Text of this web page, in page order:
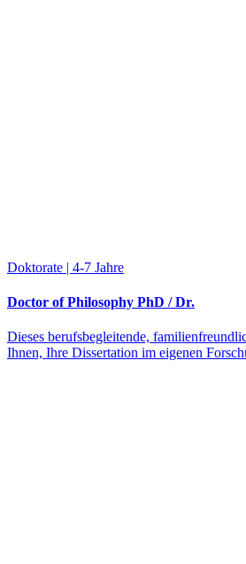
Doktorate | 4-7 Jahre
Doctor of Philosophy PhD / Dr.
Dieses berufsbegleitende,
Ihnen, Ihre Dissertation im eigenen